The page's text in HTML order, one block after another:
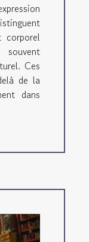
corporel
Ces
de la
dans